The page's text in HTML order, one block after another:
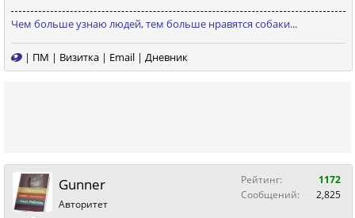
Чем больше узнаю людей, тем больше нравятся собаки...
| ПМ | Визитка | Email | Дневник
Gunner
Авторитет
Рейтинг:
1172
Сообщений:
2,825